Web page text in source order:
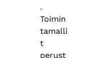
.
Toimin
tamalli
t
perust